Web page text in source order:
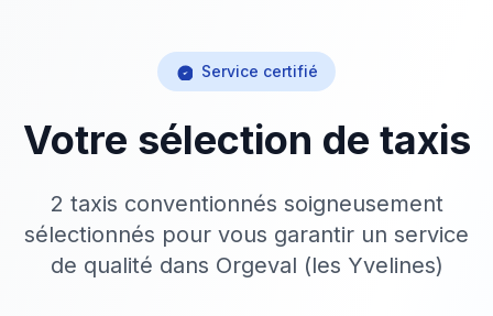
Service certifié
Votre sélection de taxis
2 taxis conventionnés soigneusement
sélectionnés pour vous garantir un service
de qualité dans Orgeval (les Yvelines)